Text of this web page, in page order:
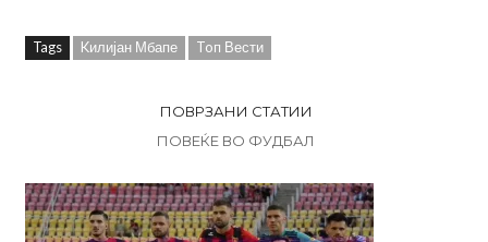
Tags Kилијан Мбапе Toп Вести
ПОВРЗАНИ СТАТИИ
ПОВЕЌЕ ВО ФУДБАЛ